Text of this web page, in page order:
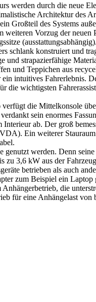
werden durch die neue
Architektur des
Großteil des Systems
weiteren Vorzug der neuen
schlank konstruiert und
strapazierfähige
und Teppichen aus
intuitives
wichtigsten
die Mittelkonsole
sein enormes
ab. Der groß
Ein weiterer
werden. Denn
3,6 kW aus der
betrieben als auch
zum Beispiel ein Laptop
die
für eine Anhängelast